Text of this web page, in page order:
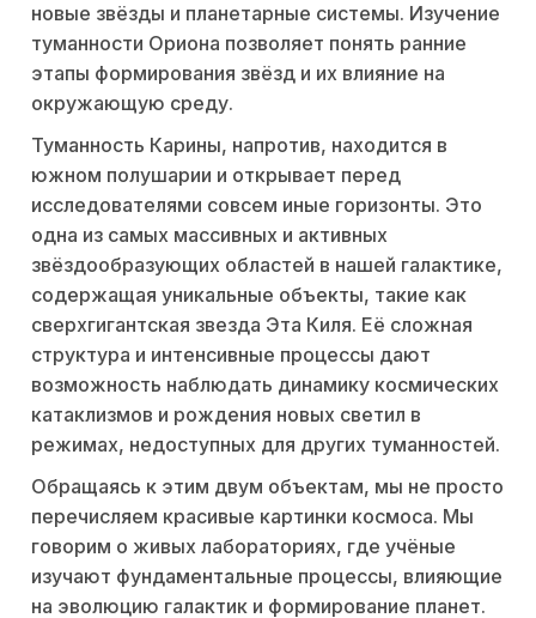
новые звёзды и планетарные системы. Изучение
туманности Ориона позволяет понять ранние
этапы формирования звёзд и их влияние на
окружающую среду.
Туманность Карины, напротив, находится в
южном полушарии и открывает перед
исследователями совсем иные горизонты. Это
одна из самых массивных и активных
звёздообразующих областей в нашей галактике,
содержащая уникальные объекты, такие как
сверхгигантская звезда Эта Киля. Её сложная
структура и интенсивные процессы дают
возможность наблюдать динамику космических
катаклизмов и рождения новых светил в
режимах, недоступных для других туманностей.
Обращаясь к этим двум объектам, мы не просто
перечисляем красивые картинки космоса. Мы
говорим о живых лабораториях, где учёные
изучают фундаментальные процессы, влияющие
на эволюцию галактик и формирование планет.